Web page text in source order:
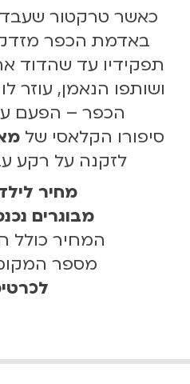
כאשר טרקטור
באדמת הכפר
תפקידיו עד שהדוד
ושותפו הנאמן, עוזר
הכפר – הפעם
סיפורו הקלאסי של
לזקנה על רקע
מחיר לילד:
מבוגרים
המחיר כולל
מספר